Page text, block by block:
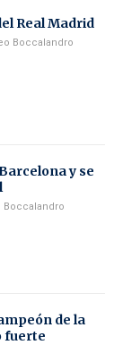
Real Madrid
Boccalandro
y se
Boccalandro
de la
fuerte